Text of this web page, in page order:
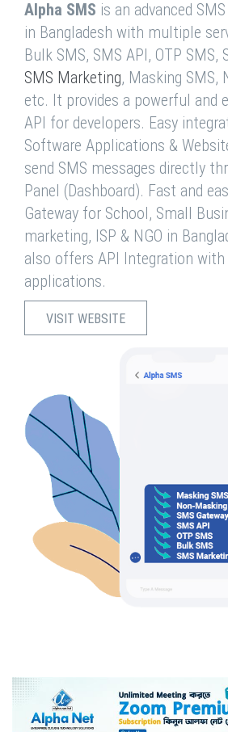
Alpha SMS is an advanced
in Bangladesh with multiple
Bulk SMS, SMS API, OTP SMS,
SMS Marketing, Masking SMS,
etc. It provides a powerful and
API for developers. Easy
Software Applications &
send SMS messages directly
Panel (Dashboard). Fast and
Gateway for School, Small
marketing, ISP & NGO in
also offers API Integration with
applications.
VISIT WEBSITE